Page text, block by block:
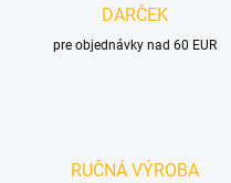
DARČEK
pre objednávky nad 60 EUR
RUČNÁ VÝROBA